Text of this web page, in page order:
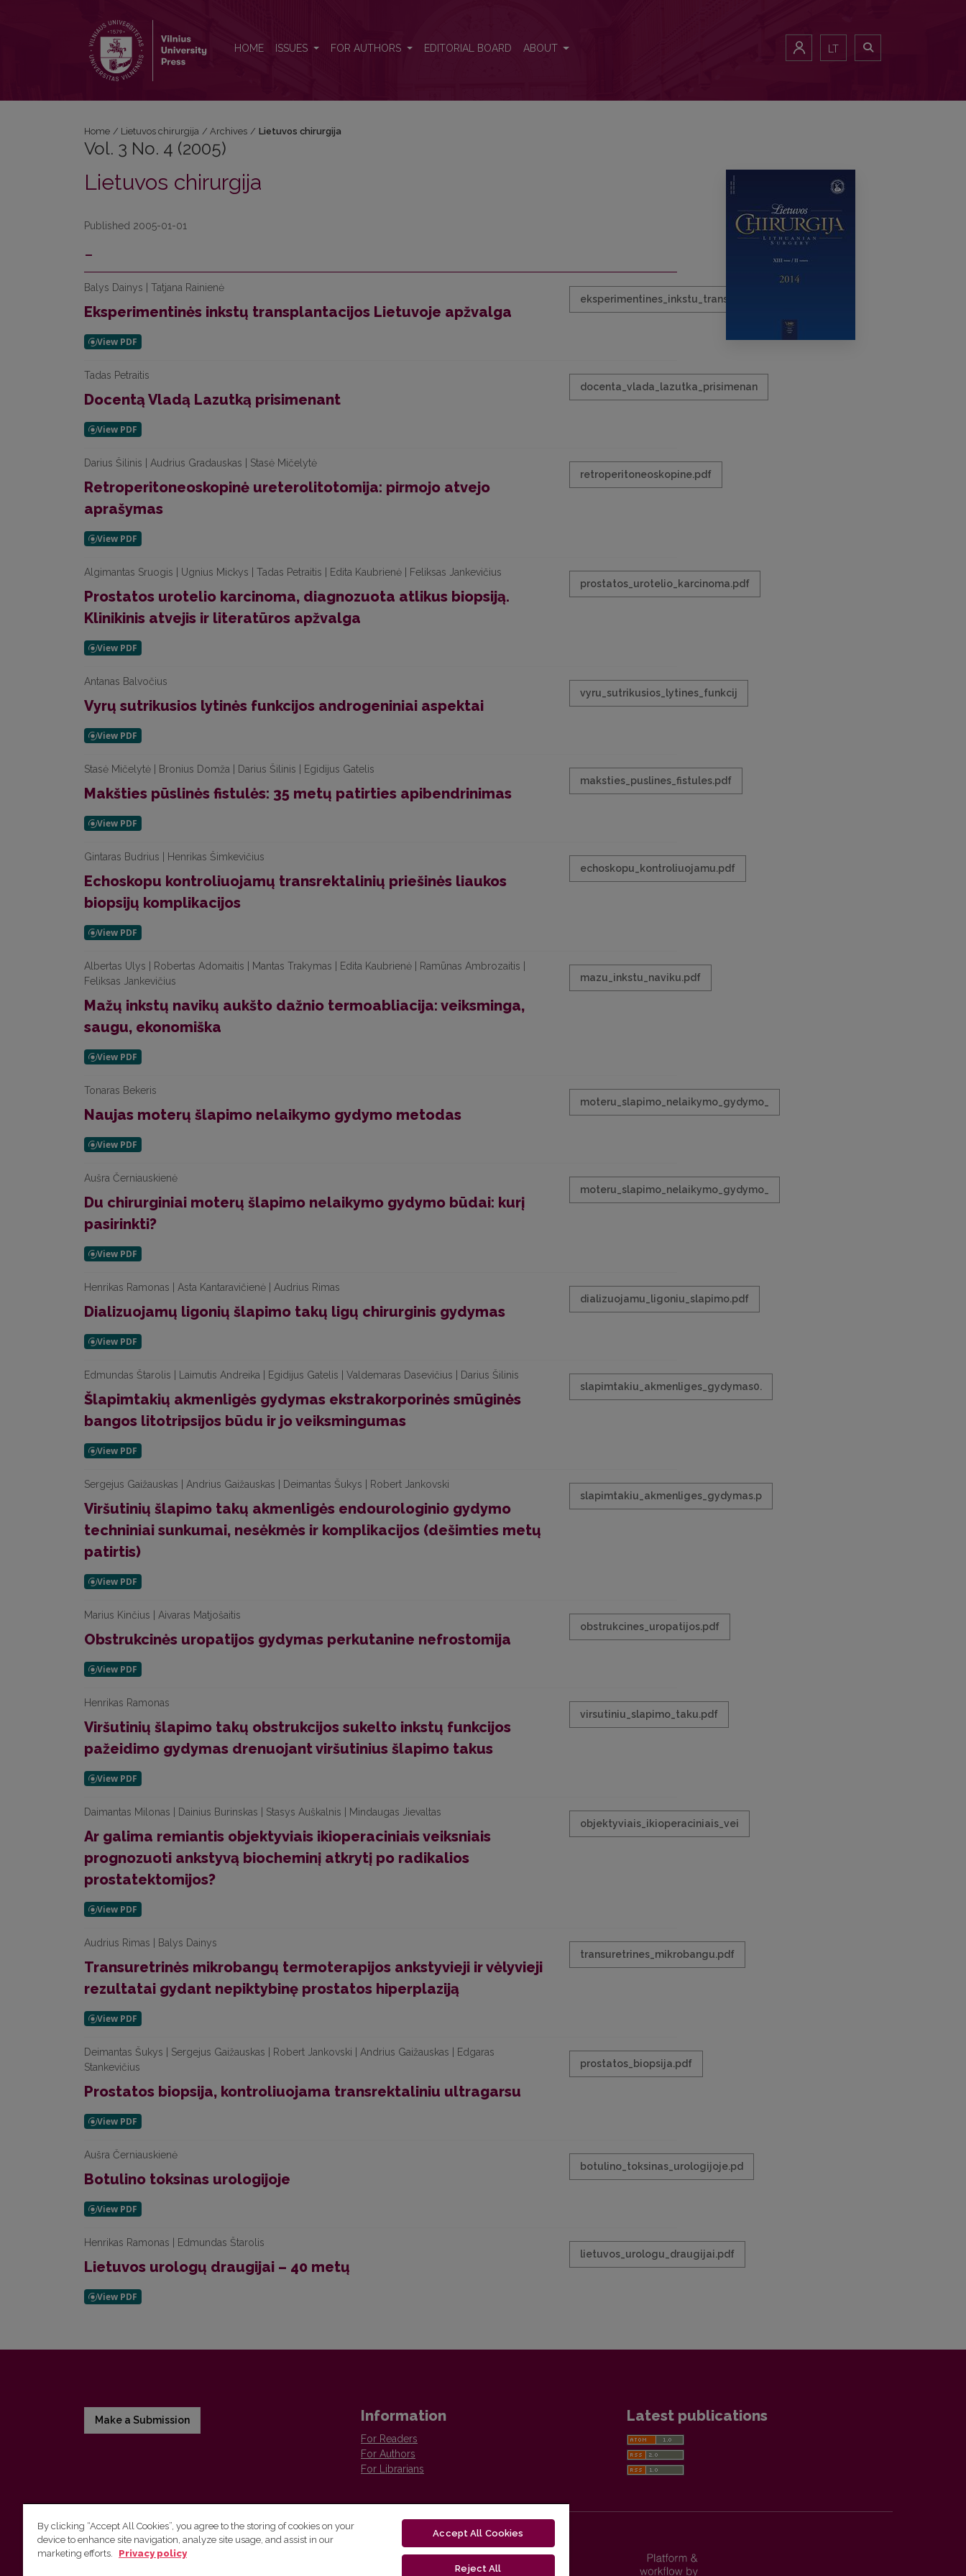
HOME ISSUES FOR AUTHORS EDITORIAL BOARD ABOUT LT
Home / Lietuvos chirurgija / Archives / Lietuvos chirurgija
Vol. 3 No. 4 (2005)
Lietuvos chirurgija
Published 2005-01-01
-
Balys Dainys | Tatjana Rainienė
Eksperimentinės inkstų transplantacijos Lietuvoje apžvalga
eksperimentines_inkstu_transplan
Tadas Petraitis
Docentą Vladą Lazutką prisimenant
docenta_vlada_lazutka_prisimenan
Darius Šilinis | Audrius Gradauskas | Stasė Mičelytė
Retroperitoneoskopinė ureterolitotomija: pirmojo atvejo
aprašymas
retroperitoneoskopine.pdf
Algimantas Sruogis | Ugnius Mickys | Tadas Petraitis | Edita Kaubrienė | Feliksas Jankevičius
Prostatos urotelio karcinoma, diagnozuota atlikus biopsiją.
Klinikinis atvejis ir literatūros apžvalga
prostatos_urotelio_karcinoma.pdf
Antanas Balvočius
Vyrų sutrikusios lytinės funkcijos androgeniniai aspektai
vyru_sutrikusios_lytines_funkcij
Stasė Mičelytė | Bronius Domža | Darius Šilinis | Egidijus Gatelis
Makšties pūslinės fistulės: 35 metų patirties apibendrinimas
maksties_puslines_fistules.pdf
Gintaras Budrius | Henrikas Šimkevičius
Echoskopu kontroliuojamų transrektalinių priešinės liaukos
biopsijų komplikacijos
echoskopu_kontroliuojamu.pdf
Albertas Ulys | Robertas Adomaitis | Mantas Trakymas | Edita Kaubrienė | Ramūnas Ambrozaitis |
Feliksas Jankevičius
Mažų inkstų navikų aukšto dažnio termoabliacija: veiksminga,
saugu, ekonomiška
mazu_inkstu_naviku.pdf
Tonaras Bekeris
Naujas moterų šlapimo nelaikymo gydymo metodas
moteru_slapimo_nelaikymo_gydymo_
Aušra Černiauskienė
Du chirurginiai moterų šlapimo nelaikymo gydymo būdai: kurį
pasirinkti?
moteru_slapimo_nelaikymo_gydymo_
Henrikas Ramonas | Asta Kantaravičienė | Audrius Rimas
Dializuojamų ligonių šlapimo takų ligų chirurginis gydymas
dializuojamu_ligoniu_slapimo.pdf
Edmundas Štarolis | Laimutis Andreika | Egidijus Gatelis | Valdemaras Dasevičius | Darius Šilinis
Šlapimtakių akmenligės gydymas ekstrakorporinės smūginės
bangos litotripsijos būdu ir jo veiksmingumas
slapimtakiu_akmenliges_gydymas0.
Sergejus Gaižauskas | Andrius Gaižauskas | Deimantas Šukys | Robert Jankovski
Viršutinių šlapimo takų akmenligės endourologinio gydymo
techniniai sunkumai, nesėkmės ir komplikacijos (dešimties metų
patirtis)
slapimtakiu_akmenliges_gydymas.p
Marius Kinčius | Aivaras Matjošaitis
Obstrukcinės uropatijos gydymas perkutanine nefrostomija
obstrukcines_uropatijos.pdf
Henrikas Ramonas
Viršutinių šlapimo takų obstrukcijos sukelto inkstų funkcijos
pažeidimo gydymas drenuojant viršutinius šlapimo takus
virsutiniu_slapimo_taku.pdf
Daimantas Milonas | Dainius Burinskas | Stasys Auškalnis | Mindaugas Jievaltas
Ar galima remiantis objektyviais ikioperaciniais veiksniais
prognozuoti ankstyvą biocheminį atkrytį po radikalios
prostatektomijos?
objektyviais_ikioperaciniais_vei
Audrius Rimas | Balys Dainys
Transuretrinės mikrobangų termoterapijos ankstyvieji ir vėlyvieji
rezultatai gydant nepiktybinę prostatos hiperplaziją
transuretrines_mikrobangu.pdf
Deimantas Šukys | Sergejus Gaižauskas | Robert Jankovski | Andrius Gaižauskas | Edgaras
Stankevičius
Prostatos biopsija, kontroliuojama transrektaliniu ultragarsu
prostatos_biopsija.pdf
Aušra Černiauskienė
Botulino toksinas urologijoje
botulino_toksinas_urologijoje.pd
Henrikas Ramonas | Edmundas Štarolis
Lietuvos urologų draugijai – 40 metų
lietuvos_urologu_draugijai.pdf
Make a Submission Information
For Readers
For Authors
For Librarians
Latest publications
Vilnius University Press
By clicking “Accept All Cookies”, you agree to the storing of cookies on your
device to enhance site navigation, analyze site usage, and assist in our
marketing efforts.
Privacy policy
Accept All Cookies
Reject All